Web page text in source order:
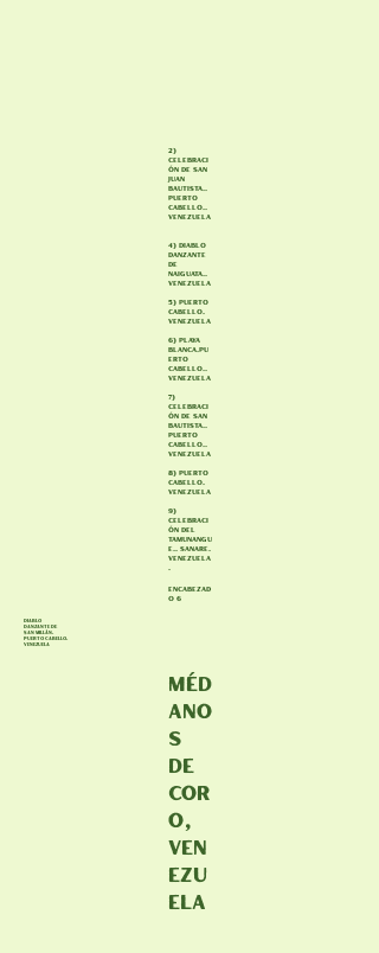
2)
celebraci
ón de San
Juan
Bautista..
Puerto
Cabello..
Venezuela
4) Diablo
Danzante
de
Naiguata..
Venezuela
5) Puerto
Cabello.
Venezuela
6) Playa
Blanca.Pu
erto
Cabello..
Venezuela
7)
Celebraci
ón de San
Bautista..
Puerto
Cabello..
Venezuela
8) Puerto
Cabello.
Venezuela
9)
celebraci
ón del
Tamunangu
e.. Sanare.
Venezuela
.
Encabezad
o 6
Diablo
Danzante de
San Millán.
Puerto Cabello.
Venezuela
Méd
ano
s
de
Cor
o,
Ven
ezu
ela